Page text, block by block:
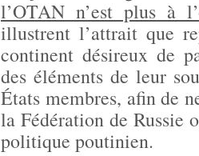
l’OTAN n’est plus à
illustrent l’attrait que
continent désireux de
des éléments de leur
États membres, afin de
la Fédération de Russie
politique poutinien.